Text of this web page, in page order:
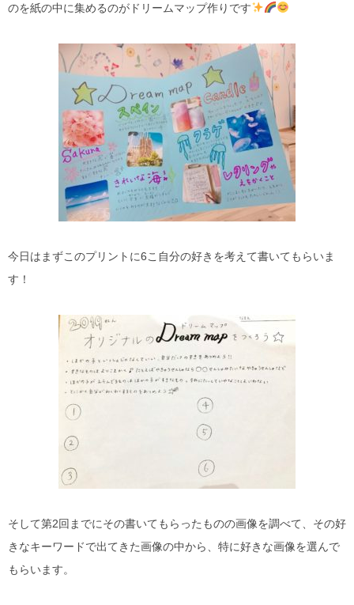
のを紙の中に集めるのがドリームマップ作りです
今日はまずこのプリントに6こ自分の好きを考えて書いてもらいま
す！
そして第2回までにその書いてもらったものの画像を調べて、その好
きなキーワードで出てきた画像の中から、特に好きな画像を選んで
もらいます。